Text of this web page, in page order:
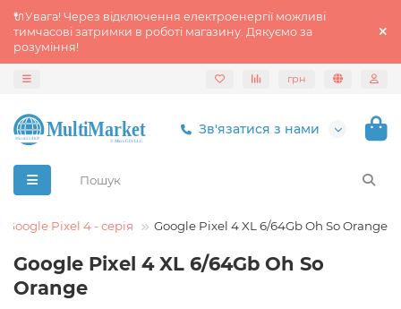
🔌Увага! Через відключення електроенергії можливі
тимчасові затримки в роботі магазину. Дякуємо за
розуміння!
грн
Зв'язатися з нами
Google Pixel 4 - серія Google Pixel 4 XL 6/64Gb Oh So Orange
Google Pixel 4 XL 6/64Gb Oh So
Orange